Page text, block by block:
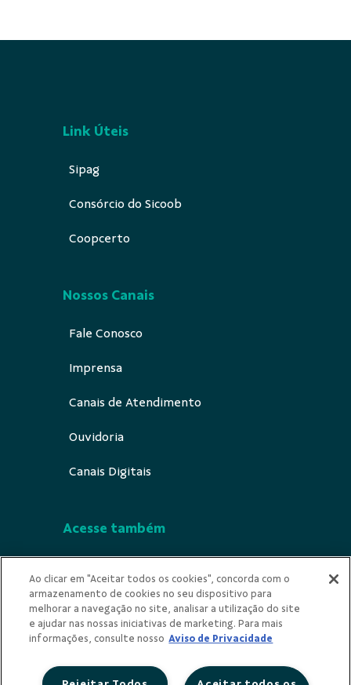
Link Úteis
Sipag
Consórcio do Sicoob
Coopcerto
Nossos Canais
Fale Conosco
Imprensa
Canais de Atendimento
Ouvidoria
Canais Digitais
Acesse também
Indícios de Ilicitude
Privacidade
Ao clicar em "Aceitar todos os cookies", concorda com o
armazenamento de cookies no seu dispositivo para
melhorar a navegação no site, analisar a utilização do site
e ajudar nas nossas iniciativas de marketing. Para mais
informações, consulte nosso Aviso de Privacidade